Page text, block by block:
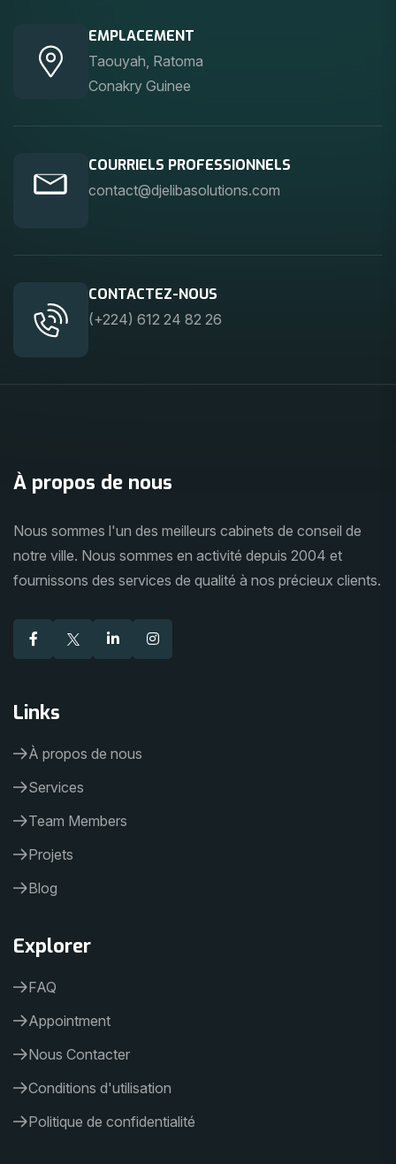
EMPLACEMENT
Taouyah, Ratoma
Conakry Guinee
COURRIELS PROFESSIONNELS
contact@djelibasolutions.com
CONTACTEZ-NOUS
(+224) 612 24 82 26
À propos de nous
Nous sommes l'un des meilleurs cabinets de conseil de
notre ville. Nous sommes en activité depuis 2004 et
fournissons des services de qualité à nos précieux clients.
Links
À propos de nous
Services
Team Members
Projets
Blog
Explorer
FAQ
Appointment
Nous Contacter
Conditions d'utilisation
Politique de confidentialité